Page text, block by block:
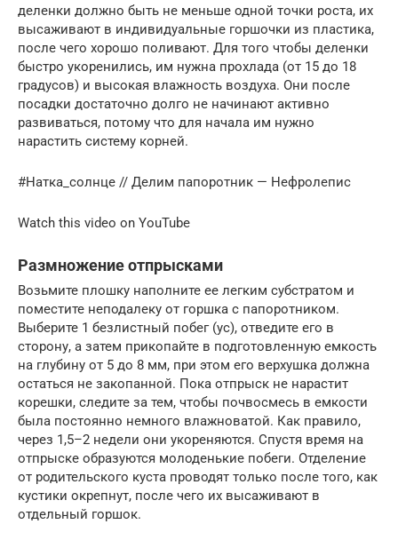
деленки должно быть не меньше одной точки роста, их
высаживают в индивидуальные горшочки из пластика,
после чего хорошо поливают. Для того чтобы деленки
быстро укоренились, им нужна прохлада (от 15 до 18
градусов) и высокая влажность воздуха. Они после
посадки достаточно долго не начинают активно
развиваться, потому что для начала им нужно
нарастить систему корней.
#Натка_солнце // Делим папоротник — Нефролепис
Watch this video on YouTube
Размножение отпрысками
Возьмите плошку наполните ее легким субстратом и
поместите неподалеку от горшка с папоротником.
Выберите 1 безлистный побег (ус), отведите его в
сторону, а затем прикопайте в подготовленную емкость
на глубину от 5 до 8 мм, при этом его верхушка должна
остаться не закопанной. Пока отпрыск не нарастит
корешки, следите за тем, чтобы почвосмесь в емкости
была постоянно немного влажноватой. Как правило,
через 1,5–2 недели они укореняются. Спустя время на
отпрыске образуются молоденькие побеги. Отделение
от родительского куста проводят только после того, как
кустики окрепнут, после чего их высаживают в
отдельный горшок.